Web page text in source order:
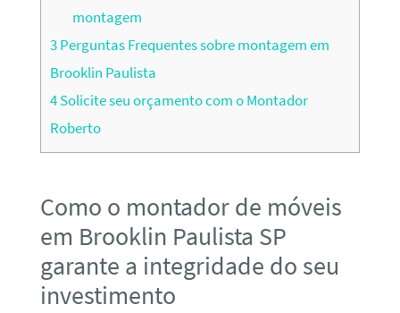
montagem
3Perguntas Frequentes sobre montagem em
Brooklin Paulista
4Solicite seu orçamento com o Montador
Roberto
Como o montador de móveis
em Brooklin Paulista SP
garante a integridade do seu
investimento